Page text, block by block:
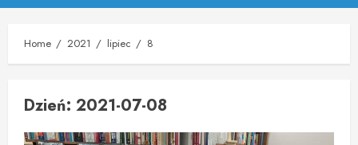
Menu
Home 2021 lipiec 8
Dzień: 2021-07-08